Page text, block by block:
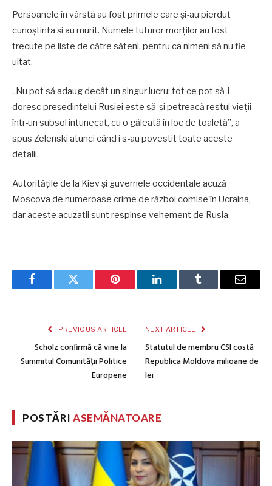
Persoanele în vârstă au fost primele care și-au pierdut
cunoștința și au murit. Numele tuturor morților au fost
trecute pe liste de către săteni, pentru ca nimeni să nu fie
uitat.
„Nu pot să adaug decât un singur lucru: tot ce pot să-i
doresc președintelui Rusiei este să-și petreacă restul vieții
într-un subsol întunecat, cu o găleată în loc de toaletă”, a
spus Zelenski atunci când i s-au povestit toate aceste
detalii.
Autoritățile de la Kiev și guvernele occidentale acuză
Moscova de numeroase crime de război comise în Ucraina,
dar aceste acuzații sunt respinse vehement de Rusia.
FacebookTwitter Pinterest LinkedInTumblr Email
PREVIOUS ARTICLE
Scholz confirmă că vine la
Summitul Comunității Politice
Europene
NEXT ARTICLE
Statutul de membru CSI costă
Republica Moldova milioane de
lei
POSTĂRIASEMĂNATOARE